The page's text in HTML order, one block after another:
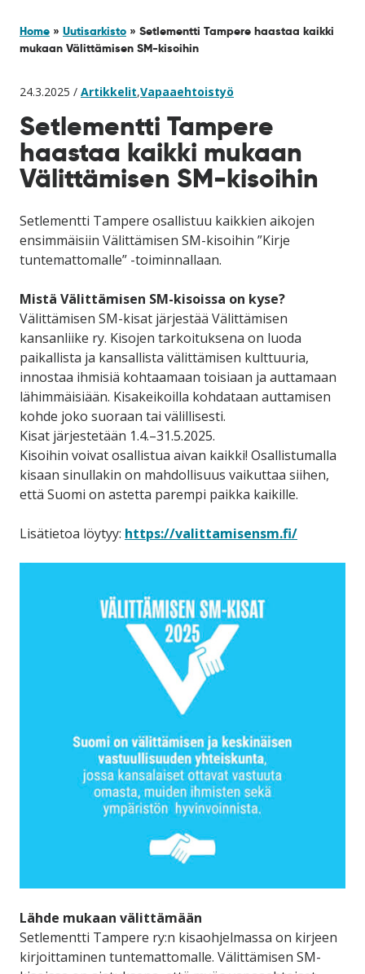
Home » Uutisarkisto » Setlementti Tampere haastaa kaikki
mukaan Välittämisen SM-kisoihin
24.3.2025 / Artikkelit,Vapaaehtoistyö
Setlementti Tampere
haastaa kaikki mukaan
Välittämisen SM-kisoihin
Setlementti Tampere osallistuu kaikkien aikojen
ensimmäisiin Välittämisen SM-kisoihin ”Kirje
tuntemattomalle” -toiminnallaan.
Mistä Välittämisen SM-kisoissa on kyse?
Välittämisen SM-kisat järjestää Välittämisen
kansanliike ry. Kisojen tarkoituksena on luoda
paikallista ja kansallista välittämisen kulttuuria,
innostaa ihmisiä kohtaamaan toisiaan ja auttamaan
lähimmäisiään. Kisakeikoilla kohdataan auttamisen
kohde joko suoraan tai välillisesti.
Kisat järjestetään 1.4.–31.5.2025.
Kisoihin voivat osallistua aivan kaikki! Osallistumalla
kisaan sinullakin on mahdollisuus vaikuttaa siihen,
että Suomi on astetta parempi paikka kaikille.
Lisätietoa löytyy: https://valittamisensm.fi/
Lähde mukaan välittämään
Setlementti Tampere ry:n kisaohjelmassa on kirjeen
kirjoittaminen tuntemattomalle. Välittämisen SM-